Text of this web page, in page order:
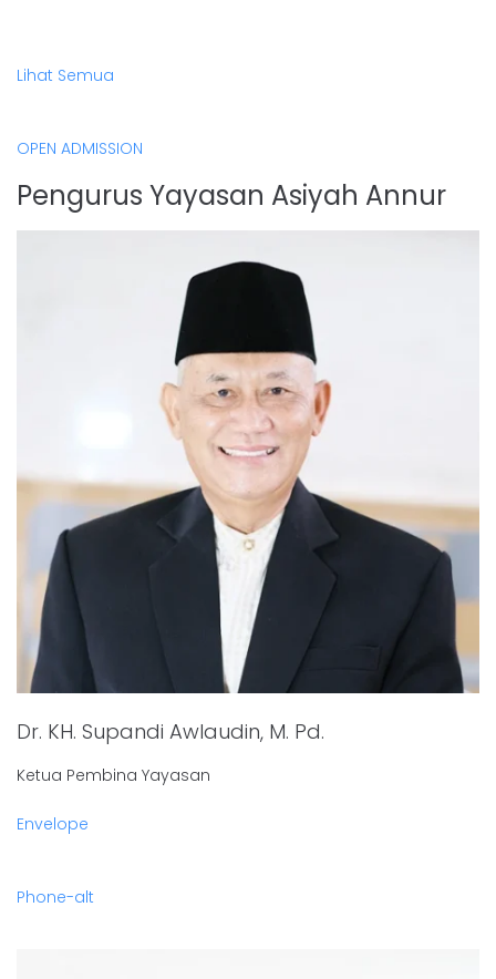
Lihat Semua
OPEN ADMISSION
Pengurus Yayasan Asiyah Annur
Dr. KH. Supandi Awlaudin, M. Pd.
Ketua Pembina Yayasan
Envelope
Phone-alt